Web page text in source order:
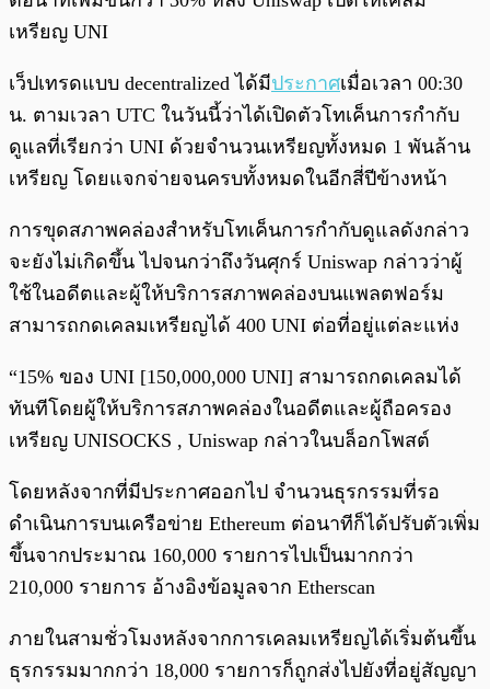
เหรียญ UNI
เว็ปเทรดแบบ decentralized ได้มีประกาศเมื่อเวลา 00:30
น. ตามเวลา UTC ในวันนี้ว่าได้เปิดตัวโทเค็นการกำกับ
ดูแลที่เรียกว่า UNI ด้วยจำนวนเหรียญทั้งหมด 1 พันล้าน
เหรียญ โดยแจกจ่ายจนครบทั้งหมดในอีกสี่ปีข้างหน้า
การขุดสภาพคล่องสำหรับโทเค็นการกำกับดูแลดังกล่าว
จะยังไม่เกิดขึ้น ไปจนกว่าถึงวันศุกร์ Uniswap กล่าวว่าผู้
ใช้ในอดีตและผู้ให้บริการสภาพคล่องบนแพลตฟอร์ม
สามารถกดเคลมเหรียญได้ 400 UNI ต่อที่อยู่แต่ละแห่ง
“15% ของ UNI [150,000,000 UNI] สามารถกดเคลมได้
ทันทีโดยผู้ให้บริการสภาพคล่องในอดีตและผู้ถือครอง
เหรียญ UNISOCKS , Uniswap กล่าวในบล็อกโพสต์
โดยหลังจากที่มีประกาศออกไป จำนวนธุรกรรมที่รอ
ดำเนินการบนเครือข่าย Ethereum ต่อนาทีก็ได้ปรับตัวเพิ่ม
ขึ้นจากประมาณ 160,000 รายการไปเป็นมากกว่า
210,000 รายการ อ้างอิงข้อมูลจาก Etherscan
ภายในสามชั่วโมงหลังจากการเคลมเหรียญได้เริ่มต้นขึ้น
ธุรกรรมมากกว่า 18,000 รายการก็ถูกส่งไปยังที่อยู่สัญญา